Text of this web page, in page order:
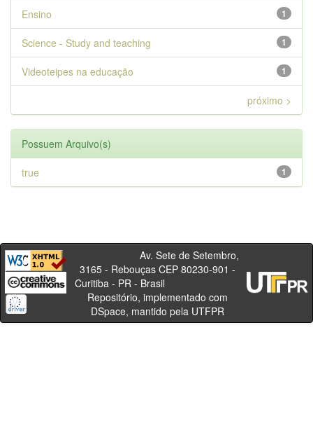
1
Ensino
1
Science - Study and teaching
1
Videoteipes na educação
próximo >
Possuem Arquivo(s)
1
true
Av. Sete de Setembro,
3165 - Rebouças CEP 80230-901 -
Curitiba - PR - Brasil
Repositório, implementado com
DSpace, mantido pela UTFPR